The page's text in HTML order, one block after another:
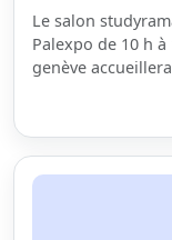
Le salon
Palexpo de 10 h
genève